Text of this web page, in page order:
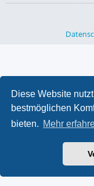
Diese Website
bestmöglichen
bieten. Mehr